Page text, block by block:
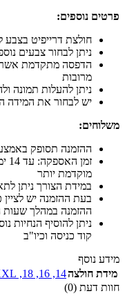
פרטים נוספים:
חולצת דרייפיט בצבע
ניתן לבחור צבעים נוספים
הדפסה מתקדמת אשר
מרובות
ניתן להעלות תמונה
יש לבחור את המידה
משלוחים:
ההזמנה תסופק
מוקדמת יותר
במידת הצורך ניתן
בעת ההזמנה יש
ההזמנה במהלך שעות
ניתן להוסיף הנחיות
קוד כניסה וכיו"ב
מידע נוסף
מידת חולצה14
,
16
,
18
,
חוות דעת (0)